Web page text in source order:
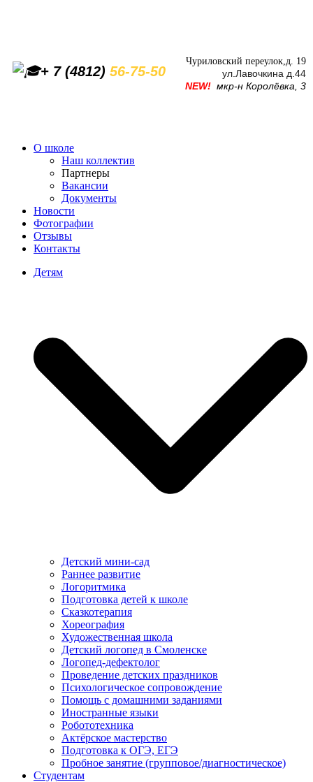
+ 7 (4812) 56-75-50
Чуриловский переулок,д. 19
ул.Лавочкина д.44
NEW! мкр-н Королёвка, 3
О школе
Наш коллектив
Партнеры
Вакансии
Документы
Новости
Фотографии
Отзывы
Контакты
Детям
Детский мини-сад
Раннее развитие
Логоритмика
Подготовка детей к школе
Сказкотерапия
Хореография
Художественная школа
Детский логопед в Смоленске
Логопед-дефектолог
Проведение детских праздников
Психологическое сопровождение
Помощь с домашними заданиями
Иностранные языки
Робототехника
Актёрское мастерство
Подготовка к ОГЭ, ЕГЭ
Пробное занятие (групповое/диагностическое)
Студентам